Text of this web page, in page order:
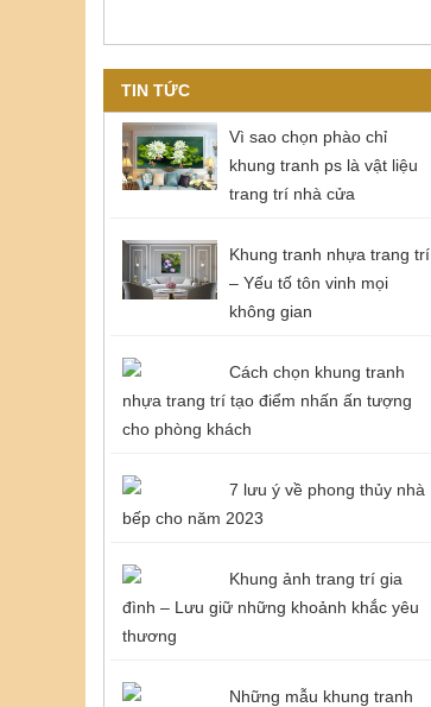
TIN TỨC
Vì sao chọn phào chỉ
khung tranh ps là vật liệu
trang trí nhà cửa
Khung tranh nhựa trang trí
– Yếu tố tôn vinh mọi
không gian
Cách chọn khung tranh
nhựa trang trí tạo điểm nhấn ấn tượng
cho phòng khách
7 lưu ý về phong thủy nhà
bếp cho năm 2023
Khung ảnh trang trí gia
đình – Lưu giữ những khoảnh khắc yêu
thương
Những mẫu khung tranh